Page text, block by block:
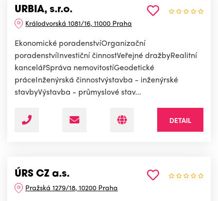
URBIA, s.r.o.
Králodvorská 1081/16, 11000 Praha
Ekonomické poradenstvíOrganizační
poradenstvíInvestiční činnostVeřejné dražbyRealitní
kancelářSpráva nemovitostíGeodetické
práceInženýrská činnostvýstavba - inženýrské
stavbyVýstavba - průmyslové stav...
DETAIL
ÚRS CZ a.s.
Pražská 1279/18, 10200 Praha